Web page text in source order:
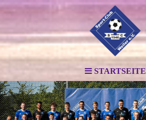
STARTSEITE